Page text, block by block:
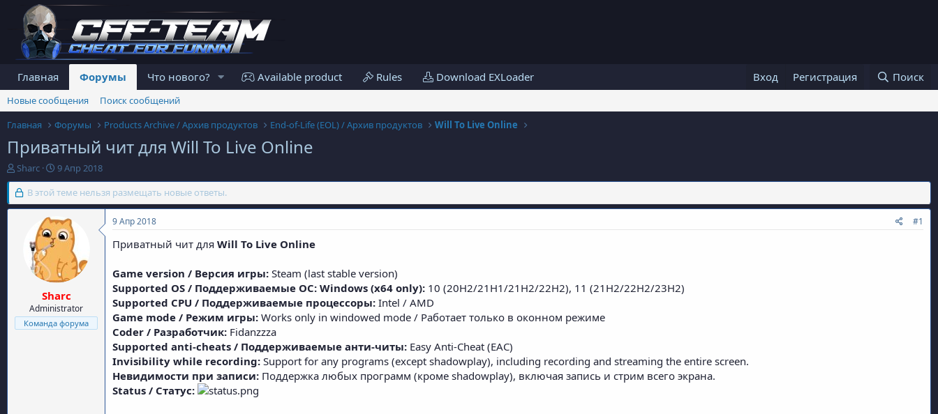
Главная Форумы Что нового? Available product Rules Download EXLoader Вход Регистрация Поиск
Новые сообщения
Поиск сообщений
Главная
Форумы Products Archive / Архив продуктов End-of-Life (EOL) / Архив продуктов Will To Live Online
Приватный чит для Will To Live Online
А
в
т
о
Sharc
Д
а
т
а
н
а
ч
л
а
9 Апр 2018
В этой теме нельзя размещать новые ответы.
Sharc
Administrator
Команда форума
9 Апр 2018 #1
Приватный чит для Will To Live Online
Game version / Версия игры: Steam (last stable version)
Supported OS / Поддерживаемые ОС: Windows (x64 only): 10 (20H2/21H1/21H2/22H2), 11 (21H2/22H2/23H2)
Supported CPU / Поддерживаемые процессоры: Intel / AMD
Game mode / Режим игры: Works only in windowed mode / Работает только в оконном режиме
Coder / Разработчик: Fidanzzza
Supported anti-cheats / Поддерживаемые анти-читы: Easy Anti-Cheat (EAC)
Invisibility while recording: Support for any programs (except shadowplay), including recording and streaming the entire screen.
Невидимости при записи: Поддержка любых программ (кроме shadowplay), включая запись и стрим всего экрана.
Status / Статус: